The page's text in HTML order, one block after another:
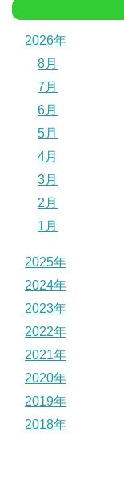
2026年
8月
7月
6月
5月
4月
3月
2月
1月
2025年
2024年
2023年
2022年
2021年
2020年
2019年
2018年